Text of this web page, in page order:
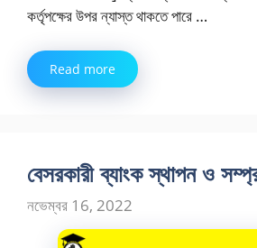
কর্তৃপক্ষের উপর ন্যাস্ত থাকতে পারে …
Read more
বেসরকারী ব্যাংক স্থাপন ও
নভেম্বর 16, 2022